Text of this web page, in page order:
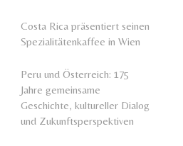
Costa Rica präsentiert seinen
Spezialitätenkaffee in Wien
Peru und Österreich: 175
Jahre gemeinsame
Geschichte, kultureller Dialog
und Zukunftsperspektiven